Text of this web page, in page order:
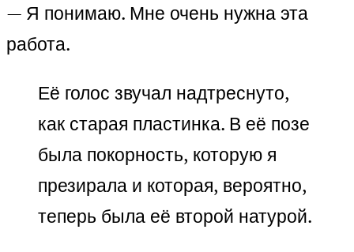
— Я понимаю. Мне очень нужна эта
работа.
Её голос звучал надтреснуто,
как старая пластинка. В её позе
была покорность, которую я
презирала и которая, вероятно,
теперь была её второй натурой.